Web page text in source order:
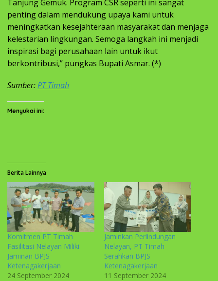
Tanjung Gemuk. Program CSR seperti ini sangat
penting dalam mendukung upaya kami untuk
meningkatkan kesejahteraan masyarakat dan menjaga
kelestarian lingkungan. Semoga langkah ini menjadi
inspirasi bagi perusahaan lain untuk ikut
berkontribusi,” pungkas Bupati Asmar. (*)
Sumber:PT Timah
Menyukai ini:
Berita Lainnya
Komitmen PT Timah
Fasilitasi Nelayan Miliki
Jaminan BPJS
Ketenagakerjaan
24 September 2024
Jaminkan Perlindungan
Nelayan, PT Timah
Serahkan BPJS
Ketenagakerjaan
11 September 2024